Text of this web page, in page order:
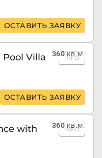
ОСТАВИТЬ ЗАЯВКУ
360кв.м.
Villa INFO
ОСТАВИТЬ ЗАЯВКУ
360кв.м.
with
INFO